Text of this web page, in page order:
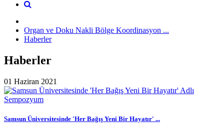
Organ ve Doku Nakli Bölge Koordinasyon ...
Haberler
Haberler
01 Haziran 2021
Samsun Üniversitesinde 'Her Bağış Yeni Bir Hayatır' ...